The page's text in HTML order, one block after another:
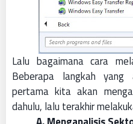
Lalu bagaimana cara
Beberapa langkah
pertama kita akan
dahulu, lalu terakhir